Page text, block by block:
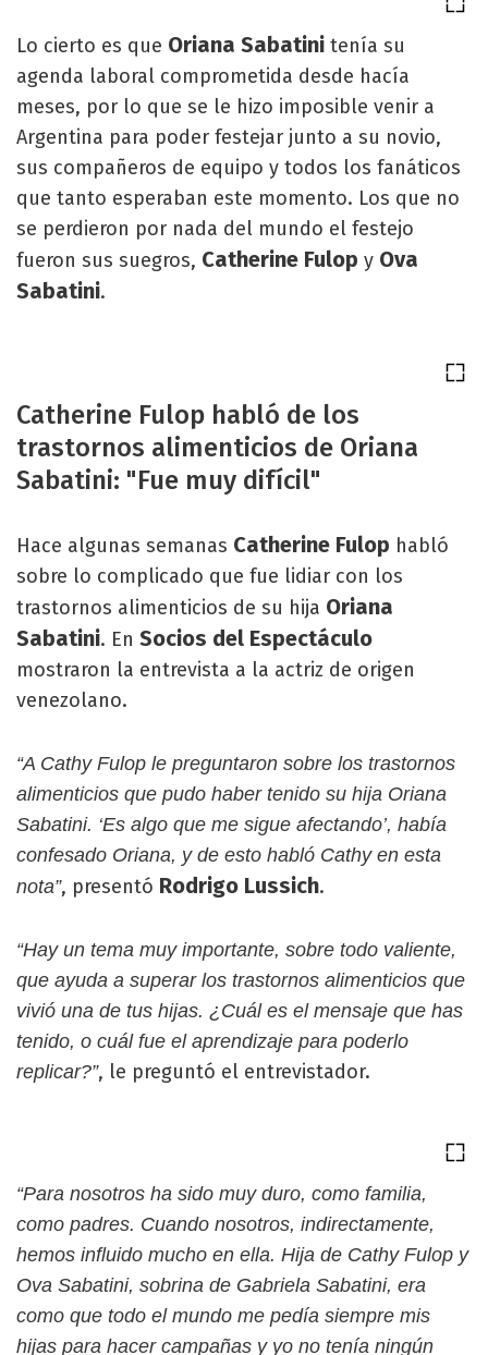
Lo cierto es que Oriana Sabatini tenía su
agenda laboral comprometida desde hacía
meses, por lo que se le hizo imposible venir a
Argentina para poder festejar junto a su novio,
sus compañeros de equipo y todos los fanáticos
que tanto esperaban este momento. Los que no
se perdieron por nada del mundo el festejo
fueron sus suegros, Catherine Fulop y Ova
Sabatini.
Catherine Fulop habló de los
trastornos alimenticios de Oriana
Sabatini: "Fue muy difícil"
Hace algunas semanas Catherine Fulop habló
sobre lo complicado que fue lidiar con los
trastornos alimenticios de su hija Oriana
Sabatini. En Socios del Espectáculo
mostraron la entrevista a la actriz de origen
venezolano.
“A Cathy Fulop le preguntaron sobre los trastornos
alimenticios que pudo haber tenido su hija Oriana
Sabatini. ‘Es algo que me sigue afectando’, había
confesado Oriana, y de esto habló Cathy en esta
nota”, presentó Rodrigo Lussich.
“Hay un tema muy importante, sobre todo valiente,
que ayuda a superar los trastornos alimenticios que
vivió una de tus hijas. ¿Cuál es el mensaje que has
tenido, o cuál fue el aprendizaje para poderlo
replicar?”, le preguntó el entrevistador.
“Para nosotros ha sido muy duro, como familia,
como padres. Cuando nosotros, indirectamente,
hemos influido mucho en ella. Hija de Cathy Fulop y
Ova Sabatini, sobrina de Gabriela Sabatini, era
como que todo el mundo me pedía siempre mis
hijas para hacer campañas y yo no tenía ningún